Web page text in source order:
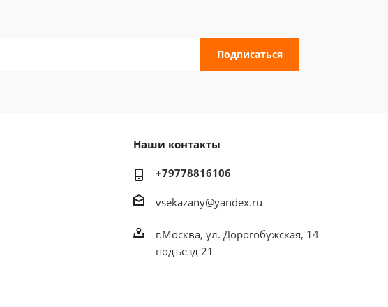
Наши контакты
+79778816106
vsekazany@yandex.ru
г.Москва, ул. Дорогобужская, 14
подъезд 21